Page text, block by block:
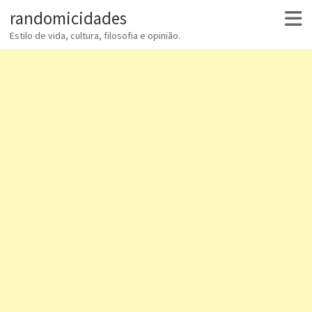
randomicidades
Estilo de vida, cultura, filosofia e opinião.